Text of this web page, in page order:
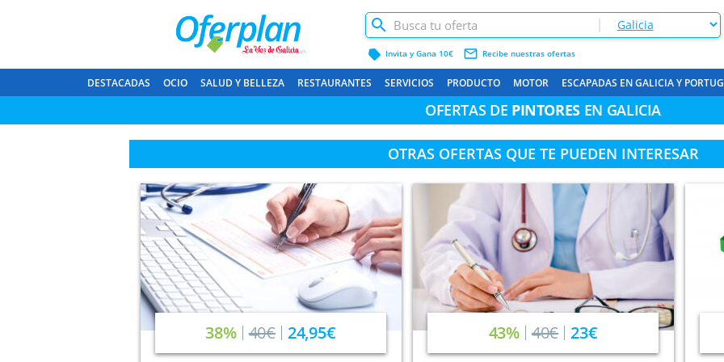
label Invita y Gana 10€ mail_outline Recibe nuestras ofertas
DESTACADAS OCIO SALUD Y BELLEZA RESTAURANTES SERVICIOS PRODUCTO MOTOR ESCAPADAS EN GALICIA Y
OFERTAS DE PINTORES EN GALICIA
OTRAS OFERTAS QUE TE PUEDEN INTERESAR
38% 40€ 24,95€ 43% 40€ 23€